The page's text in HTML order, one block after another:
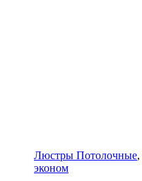
Люстры Потолочные,
эконом